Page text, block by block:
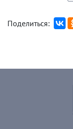
Поделиться: